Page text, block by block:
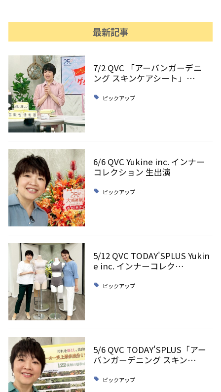
最新記事
7/2 QVC 「アーバンガーデニ
ング スキンケアシート」…
ピックアップ
6/6 QVC Yukine inc. インナー
コレクション 生出演
ピックアップ
5/12 QVC TODAY'SPLUS Yukin
e inc. インナーコレク…
ピックアップ
5/6 QVC TODAY'SPLUS「アー
バンガーデニング スキン…
ピックアップ